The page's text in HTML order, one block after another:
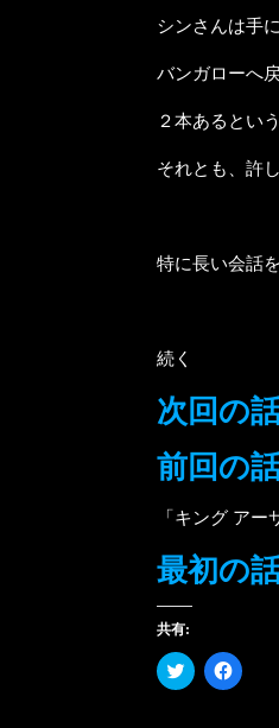
シンさんは手
バンガローへ
２本あるとい
それとも、許
特に長い会話
続く
次回の
前回の
「キング ア
最初の
共有:
ク
リ で